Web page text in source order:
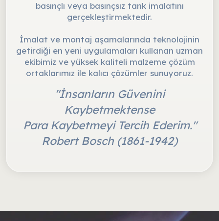
basınçlı veya basınçsız tank imalatını
gerçekleştirmektedir.
İmalat ve montaj aşamalarında teknolojinin
getirdiği en yeni uygulamaları kullanan uzman
ekibimiz ve yüksek kaliteli malzeme çözüm
ortaklarımız ile kalıcı çözümler sunuyoruz.
"İnsanların Güvenini
Kaybetmektense
Para Kaybetmeyi Tercih Ederim."
Robert Bosch (1861-1942)